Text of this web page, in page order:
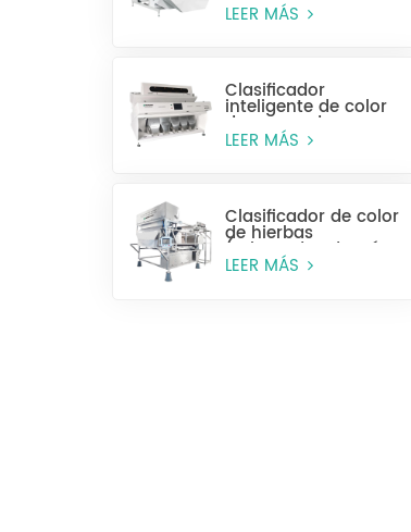
húmeda)
LEER MÁS
Clasificador
inteligente de color
de anacardos
LEER MÁS
Clasificador de color
de hierbas
(rebanadas de raíz y
tallo)
LEER MÁS